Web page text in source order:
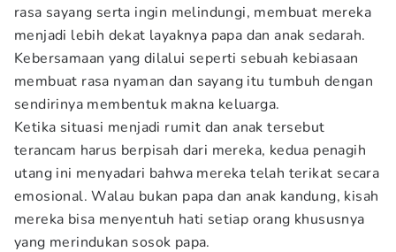
rasa sayang serta ingin melindungi, membuat mereka
menjadi lebih dekat layaknya papa dan anak sedarah.
Kebersamaan yang dilalui seperti sebuah kebiasaan
membuat rasa nyaman dan sayang itu tumbuh dengan
sendirinya membentuk makna keluarga.
Ketika situasi menjadi rumit dan anak tersebut
terancam harus berpisah dari mereka, kedua penagih
utang ini menyadari bahwa mereka telah terikat secara
emosional. Walau bukan papa dan anak kandung, kisah
mereka bisa menyentuh hati setiap orang khususnya
yang merindukan sosok papa.